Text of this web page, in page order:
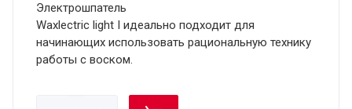
Электрошпатель
Waxlectric light I идеально подходит для
начинающих использовать рациональную технику
работы с воском.